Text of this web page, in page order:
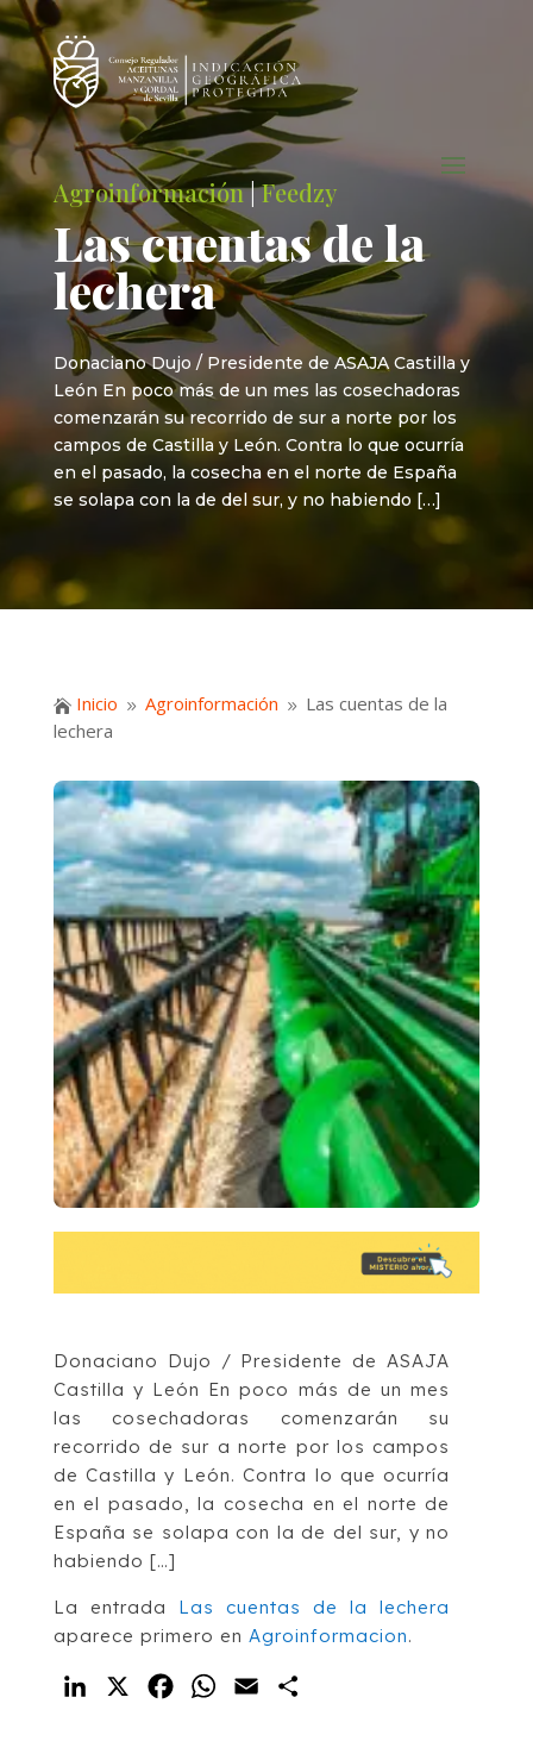
Agroinformación|Feedzy
Las cuentas de la
lechera
Donaciano Dujo / Presidente de ASAJA Castilla y
León En poco más de un mes las cosechadoras
comenzarán su recorrido de sur a norte por los
campos de Castilla y León. Contra lo que ocurría
en el pasado, la cosecha en el norte de España
se solapa con la de del sur, y no habiendo […]
 Inicio 9 Agroinformación 9 Las cuentas de la
lechera
Donaciano Dujo / Presidente de ASAJA
Castilla y León En poco más de un mes
las cosechadoras comenzarán su
recorrido de sur a norte por los campos
de Castilla y León. Contra lo que ocurría
en el pasado, la cosecha en el norte de
España se solapa con la de del sur, y no
habiendo […]
La entrada Las cuentas de la lechera
aparece primero en Agroinformacion.
LinkedIn FacebookWhatsApp
Email